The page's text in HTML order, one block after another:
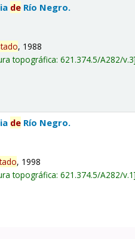
de Río Negro.
, 1988
topográfica:621.374.5/A282/v.3
de Río Negro.
, 1998
topográfica:621.374.5/A282/v.1